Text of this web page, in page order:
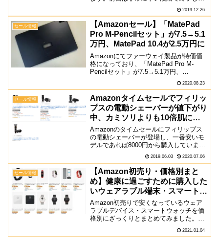
に。値下がりしたのはミッドナイトブラ
ック前回はオーロラグリーンでし...
2019.12.26
セール情報
【Amazonセール】「MatePad
Pro M-Pencilセット」が7.5→5.1
万円、MatePad 10.4が2.5万円に
Amazonにてファーウェイ製品が特価価
格になっており、「MatePad Pro M-
Pencilセット」が7.5→5.1万円、
セットが2.5万円になるなど、大幅値下げ
が行われて...
2020.08.23
セール情報
Amazonタイムセールでフィリッ
プスの電動シェーバーが値下がり
中、カミソリよりも10倍肌に優
しい！
Amazonのタイムセールにフィリップス
の電動シェーバーが登場し、一番安いモ
デルであれば8000円から購入していま
す。これまでカミソリを使って来たので
すが、深剃りのし過ぎて「肌を痛めてる
よ」と理髪店のおっちゃんに怒られるほ
ど。カミソリを使っ...
2019.06.03 2020.07.06
セール情報
【Amazon初売り・価格別まと
め】健康に過ごすために購入した
いウェアラブル端末・スマートウ
ォッチ
Amazon初売りで安くなっているウェア
ラブルデバイス・スマートウォッチを価
格別にざっくりとまとめてみました。
ルもあり、正月太りを解消するために消
2021.01.04